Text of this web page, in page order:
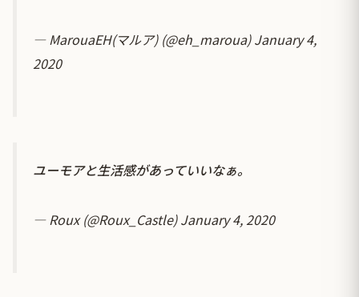
— MarouaEH(マルア) (@eh_maroua)January 4,
2020
ユーモアと生活感があっていいなぁ。
— Roux (@Roux_Castle)January 4, 2020